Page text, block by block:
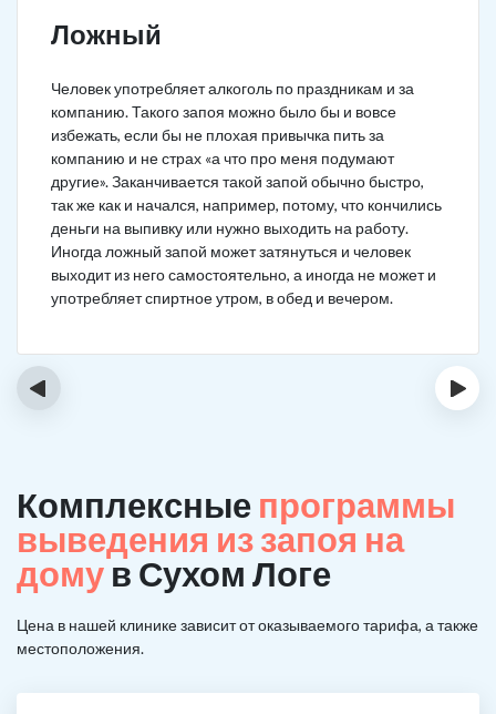
Ложный
Человек употребляет алкоголь по праздникам и за
компанию. Такого запоя можно было бы и вовсе
избежать, если бы не плохая привычка пить за
компанию и не страх «а что про меня подумают
другие». Заканчивается такой запой обычно быстро,
так же как и начался, например, потому, что кончились
деньги на выпивку или нужно выходить на работу.
Иногда ложный запой может затянуться и человек
выходит из него самостоятельно, а иногда не может и
употребляет спиртное утром, в обед и вечером.
‹ ›
Комплексные программы
выведения из запоя на
домув Сухом Логе
Цена в нашей клинике зависит от оказываемого тарифа, а также
местоположения.